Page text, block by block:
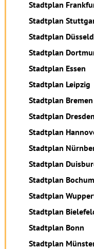
Stadtplan
Stadtplan
Stadtplan
Stadtplan
Stadtplan Essen
Stadtplan Leipzig
Stadtplan Bremen
Stadtplan Dresden
Stadtplan
Stadtplan
Stadtplan
Stadtplan Bochum
Stadtplan
Stadtplan
Stadtplan Bonn
Stadtplan